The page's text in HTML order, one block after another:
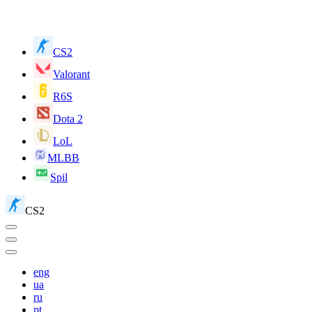
CS2
Valorant
R6S
Dota 2
LoL
MLBB
Spil
CS2
eng
ua
ru
pt